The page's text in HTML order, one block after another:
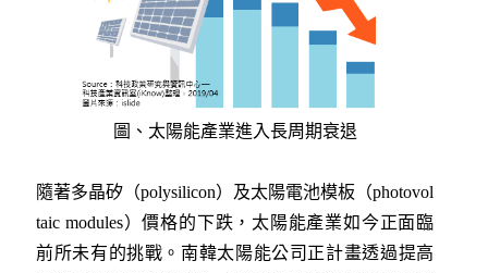
圖、太陽能產業進入長周期衰退
隨著多晶矽（polysilicon）及太陽電池模板（photovol
taic modules）價格的下跌，太陽能產業如今正面臨
前所未有的挑戰。南韓太陽能公司正計畫透過提高